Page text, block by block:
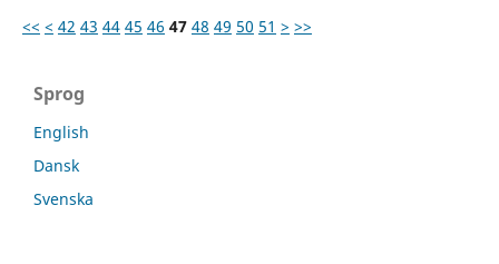
<< < 42 43 44 45 46 47 48 49 50 51 > >>
Sprog
English
Dansk
Svenska